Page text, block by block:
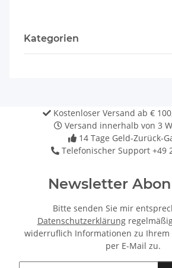
Kategorien
Kostenloser Versand ab €
Versand innerhalb von 3
14 Tage Geld-Zurück-
Telefonischer Support +49
Newsletter
Bitte senden Sie mir
Datenschutzerklärung
widerruflich Informationen zu
per E-Mail zu.